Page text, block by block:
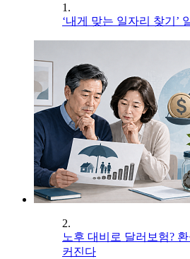
1.
‘내게 맞는 일자리 찾기’
2.
노후 대비로 달러보험?
커진다